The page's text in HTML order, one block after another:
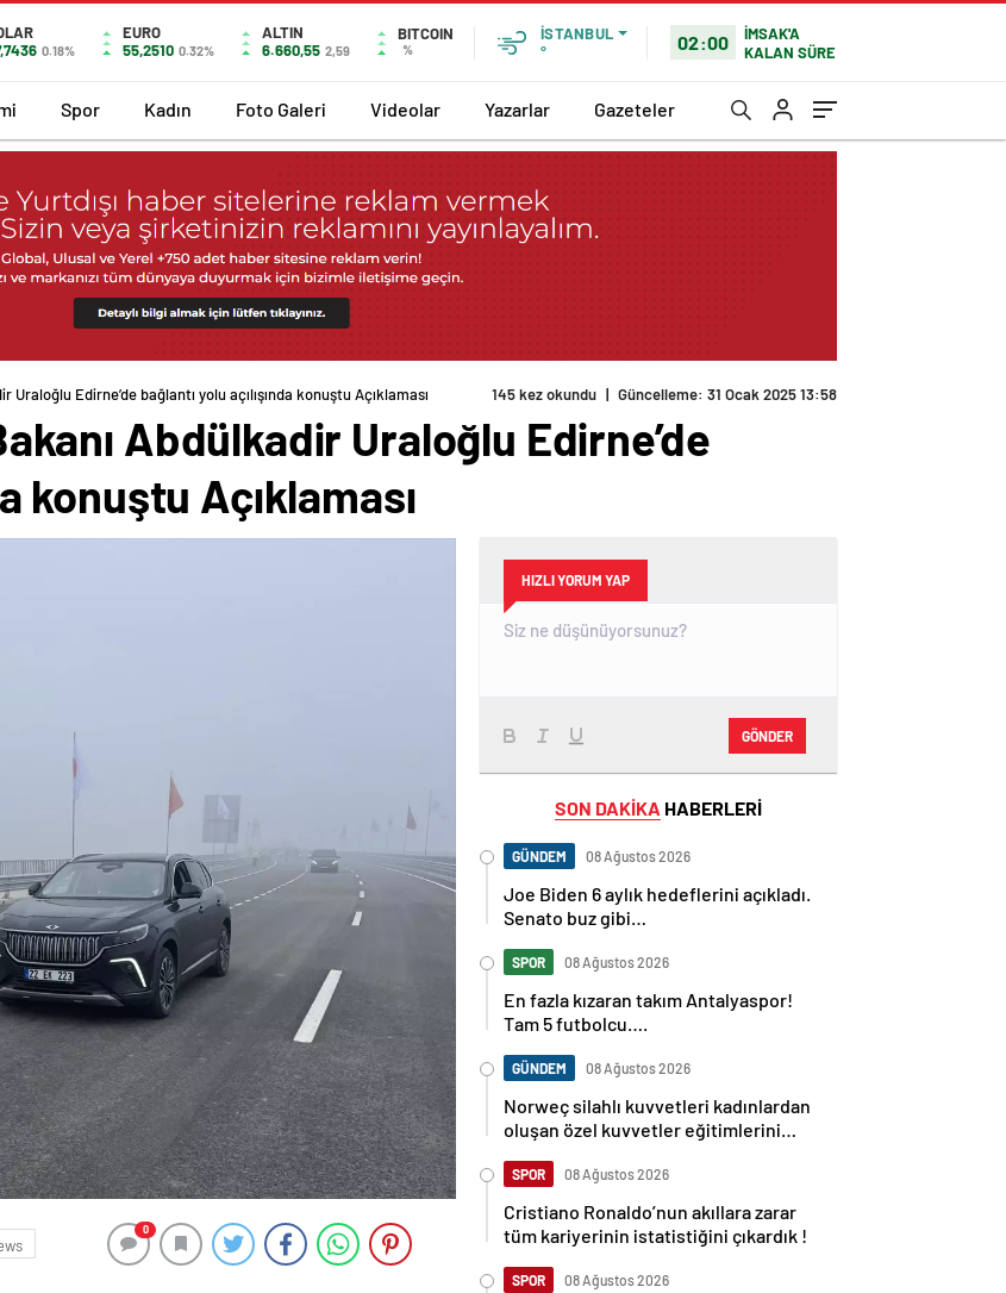
0.18%
EURO
55,2510 0.32%
ALTIN
6.660,55 2,59
BITCOIN
%
İSTANBUL
°
02:00
İMSAK'A
KALAN SÜRE
Spor Kadın Foto Galeri Videolar Yazarlar Gazeteler
Uraloğlu Edirne’de bağlantı yolu açılışında konuştu Açıklaması 145 kez okundu | Güncelleme: 31 Ocak 2025 13:58
Abdülkadir Uraloğlu Edirne’de
konuştu Açıklaması
0
HIZLI YORUM YAP
GÖNDER
SON DAKİKA HABERLERİ
GÜNDEM 08 Ağustos 2026
Joe Biden 6 aylık hedeflerini açıkladı.
Senato buz gibi…
SPOR 08 Ağustos 2026
En fazla kızaran takım Antalyaspor!
Tam 5 futbolcu….
GÜNDEM 08 Ağustos 2026
Norweç silahlı kuvvetleri kadınlardan
oluşan özel kuvvetler eğitimlerini
SPOR 08 Ağustos 2026
Cristiano Ronaldo’nun akıllara zarar
tüm kariyerinin istatistiğini çıkardık !
SPOR 08 Ağustos 2026